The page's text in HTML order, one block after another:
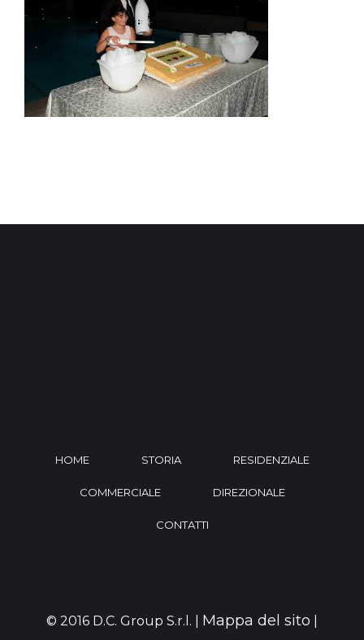
HOME STORIA RESIDENZIALE
COMMERCIALE DIREZIONALE
CONTATTI
© 2016 D.C. Group S.r.l. | Mappa del sito